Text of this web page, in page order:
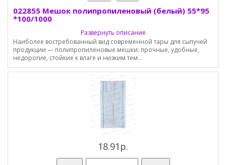
022855 Мешок полипропиленовый (белый) 55*95
*100/1000
Развернуть описание
Наиболее востребованный вид современной тары для сыпучей
продукции — полипропиленовые мешки: прочные, удобные,
недорогие, стойкие к влаге и низким тем...
18.91р.